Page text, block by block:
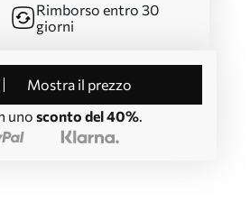
Rimborso entro 30
giorni
Mostra il prezzo
uno sconto del 40%.